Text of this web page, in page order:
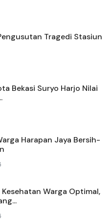
Tragedi Stasiun
Bekasi Suryo Harjo Nilai
Harapan Jaya Bersih-
Warga Optimal,